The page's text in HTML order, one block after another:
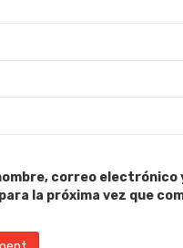
correo electrónico
la próxima vez que